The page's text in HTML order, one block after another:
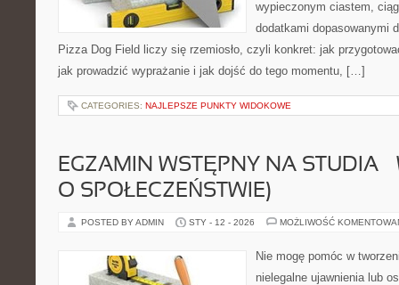
wypieczonym ciastem,
dodatkami dopasowanymi
Pizza Dog Field liczy się rzemiosło, czyli konkret: jak
jak prowadzić wyprażanie i jak dojść do tego momentu, […]
CATEGORIES: NAJLEPSZE PUNKTY WIDOKOWE
EGZAMIN WSTĘPNY NA STUDIA
O SPOŁECZEŃSTWIE)
POSTED BY ADMIN STY - 12 - 2026 MOŻLIWOŚĆ
Nie mogę pomóc w
nielegalne ujawnienia lub